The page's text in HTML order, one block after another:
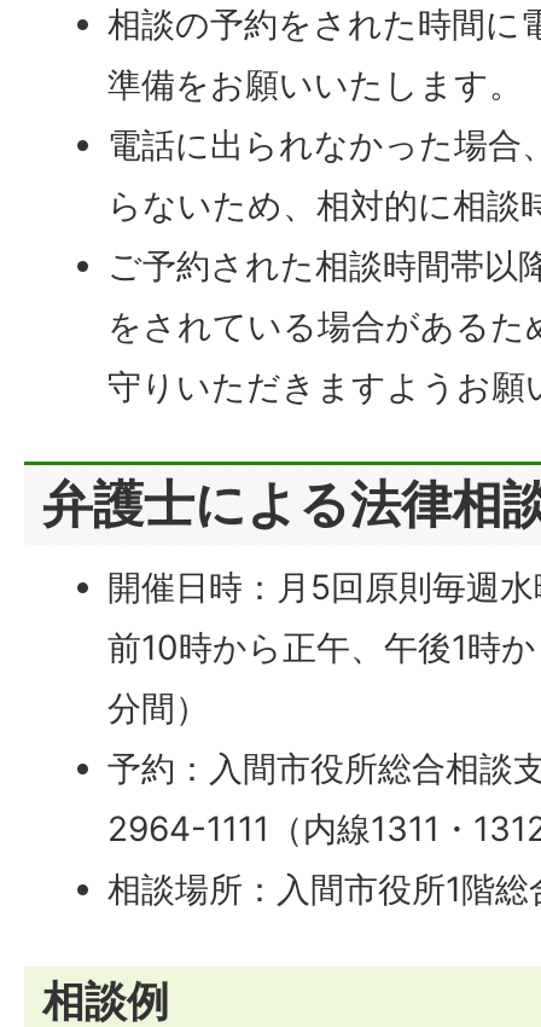
相談の予約をされた時間に
準備をお願いいたします。
電話に出られなかった場合
らないため、相対的に相談
ご予約された相談時間帯以
をされている場合があるた
守りいただきますようお願
弁護士による法律相
開催日時：月5回原則毎週
前10時から正午、午後1時
分間）
予約：入間市役所総合相談
2964-1111（内線1311・
相談場所：入間市役所1階
相談例